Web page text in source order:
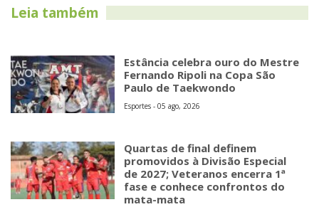
Leia também
Estância celebra ouro do Mestre
Fernando Ripoli na Copa São
Paulo de Taekwondo
Esportes - 05 ago, 2026
Quartas de final definem
promovidos à Divisão Especial
de 2027; Veteranos encerra 1ª
fase e conhece confrontos do
mata-mata